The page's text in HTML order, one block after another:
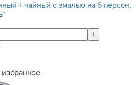
+ чайный с эмалью на 6 персон,
+
избранное